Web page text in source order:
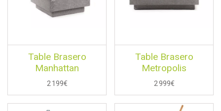
Table Brasero
Manhattan
2 199€
Table Brasero
Metropolis
2 999€